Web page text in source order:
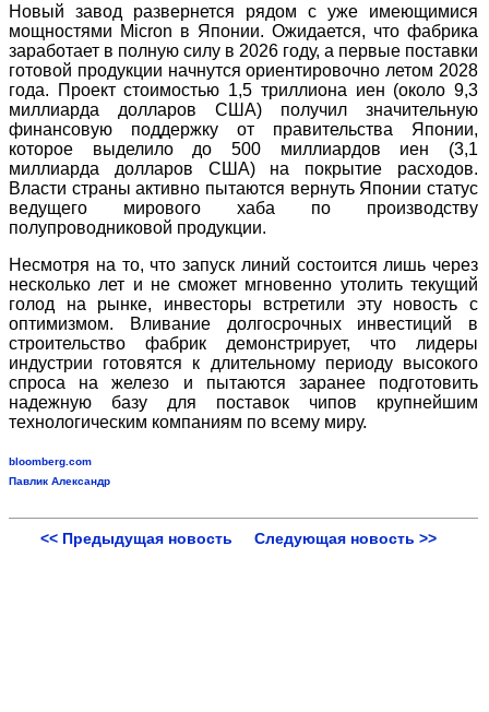
Новый завод развернется рядом с уже имеющимися
мощностями Micron в Японии. Ожидается, что фабрика
заработает в полную силу в 2026 году, а первые поставки
готовой продукции начнутся ориентировочно летом 2028
года. Проект стоимостью 1,5 триллиона иен (около 9,3
миллиарда долларов США) получил значительную
финансовую поддержку от правительства Японии,
которое выделило до 500 миллиардов иен (3,1
миллиарда долларов США) на покрытие расходов.
Власти страны активно пытаются вернуть Японии статус
ведущего мирового хаба по производству
полупроводниковой продукции.
Несмотря на то, что запуск линий состоится лишь через
несколько лет и не сможет мгновенно утолить текущий
голод на рынке, инвесторы встретили эту новость с
оптимизмом. Вливание долгосрочных инвестиций в
строительство фабрик демонстрирует, что лидеры
индустрии готовятся к длительному периоду высокого
спроса на железо и пытаются заранее подготовить
надежную базу для поставок чипов крупнейшим
технологическим компаниям по всему миру.
bloomberg.com
Павлик Александр
<< Предыдущая новость Следующая новость >>